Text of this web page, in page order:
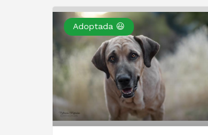
Adoptada 😃